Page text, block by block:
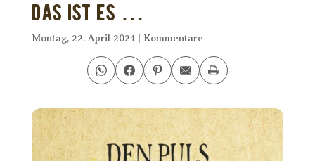
Das ist es …
Montag, 22. April 2024| Kommentare